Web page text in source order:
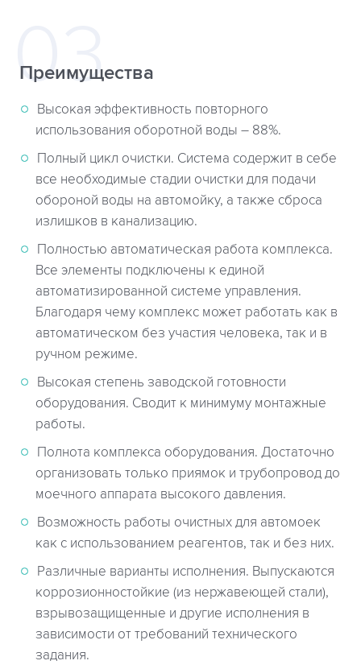
Преимущества
Высокая эффективность повторного
использования оборотной воды – 88%.
Полный цикл очистки. Система содержит в себе
все необходимые стадии очистки для подачи
обороной воды на автомойку, а также сброса
излишков в канализацию.
Полностью автоматическая работа комплекса.
Все элементы подключены к единой
автоматизированной системе управления.
Благодаря чему комплекс может работать как в
автоматическом без участия человека, так и в
ручном режиме.
Высокая степень заводской готовности
оборудования. Сводит к минимуму монтажные
работы.
Полнота комплекса оборудования. Достаточно
организовать только приямок и трубопровод до
моечного аппарата высокого давления.
Возможность работы очистных для автомоек
как с использованием реагентов, так и без них.
Различные варианты исполнения. Выпускаются
коррозионностойкие (из нержавеющей стали),
взрывозащищенные и другие исполнения в
зависимости от требований технического
задания.